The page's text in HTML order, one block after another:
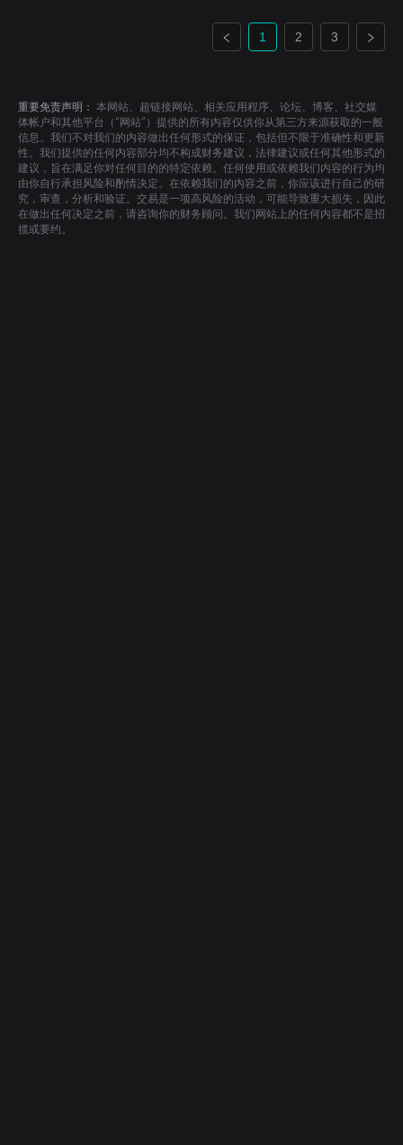
1 2 3
重要免责声明： 本网站、超链接网站、相关应用程序、论坛、博客、社交媒
体帐户和其他平台（“网站”）提供的所有内容仅供你从第三方来源获取的一般
信息。我们不对我们的内容做出任何形式的保证，包括但不限于准确性和更新
性。我们提供的任何内容部分均不构成财务建议，法律建议或任何其他形式的
建议，旨在满足你对任何目的的特定依赖。任何使用或依赖我们内容的行为均
由你自行承担风险和酌情决定。在依赖我们的内容之前，你应该进行自己的研
究，审查，分析和验证。交易是一项高风险的活动，可能导致重大损失，因此
在做出任何决定之前，请咨询你的财务顾问。我们网站上的任何内容都不是招
揽或要约。